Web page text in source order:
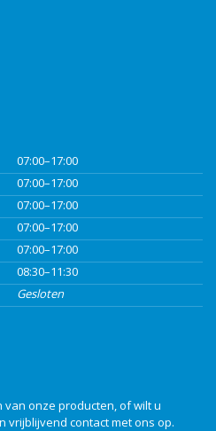
07:00–17:00
07:00–17:00
07:00–17:00
07:00–17:00
07:00–17:00
08:30–11:30
Gesloten
onze producten, of wilt u
vrijblijvend contactmet ons op.